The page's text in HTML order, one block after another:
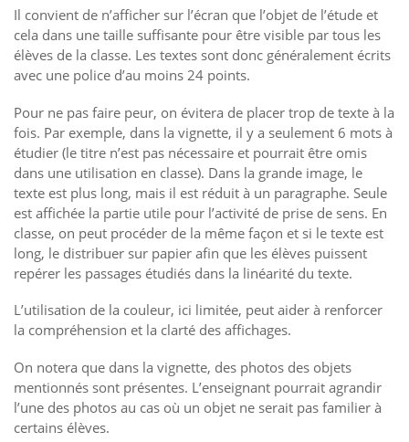
Il convient de n’afficher sur l’écran que l’objet de l’étude et
cela dans une taille suffisante pour être visible par tous les
élèves de la classe. Les textes sont donc généralement écrits
avec une police d’au moins 24 points.
Pour ne pas faire peur, on évitera de placer trop de texte à la
fois. Par exemple, dans la vignette, il y a seulement 6 mots à
étudier (le titre n’est pas nécessaire et pourrait être omis
dans une utilisation en classe). Dans la grande image, le
texte est plus long, mais il est réduit à un paragraphe. Seule
est affichée la partie utile pour l’activité de prise de sens. En
classe, on peut procéder de la même façon et si le texte est
long, le distribuer sur papier afin que les élèves puissent
repérer les passages étudiés dans la linéarité du texte.
L’utilisation de la couleur, ici limitée, peut aider à renforcer
la compréhension et la clarté des affichages.
On notera que dans la vignette, des photos des objets
mentionnés sont présentes. L’enseignant pourrait agrandir
l’une des photos au cas où un objet ne serait pas familier à
certains élèves.